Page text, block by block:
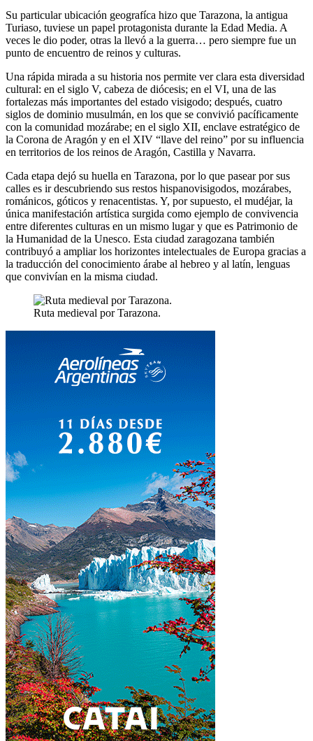
Su particular ubicación geografíca hizo que Tarazona, la antigua
Turiaso, tuviese un papel protagonista durante la Edad Media. A
veces le dio poder, otras la llevó a la guerra… pero siempre fue un
punto de encuentro de reinos y culturas.
Una rápida mirada a su historia nos permite ver clara esta diversidad
cultural: en el siglo V, cabeza de diócesis; en el VI, una de las
fortalezas más importantes del estado visigodo; después, cuatro
siglos de dominio musulmán, en los que se convivió pacíficamente
con la comunidad mozárabe; en el siglo XII, enclave estratégico de
la Corona de Aragón y en el XIV “llave del reino” por su influencia
en territorios de los reinos de Aragón, Castilla y Navarra.
Cada etapa dejó su huella en Tarazona, por lo que pasear por sus
calles es ir descubriendo sus restos hispanovisigodos, mozárabes,
románicos, góticos y renacentistas. Y, por supuesto, el mudéjar, la
única manifestación artística surgida como ejemplo de convivencia
entre diferentes culturas en un mismo lugar y que es Patrimonio de
la Humanidad de la Unesco. Esta ciudad zaragozana también
contribuyó a ampliar los horizontes intelectuales de Europa gracias a
la traducción del conocimiento árabe al hebreo y al latín, lenguas
que convivían en la misma ciudad.
Ruta medieval por Tarazona.